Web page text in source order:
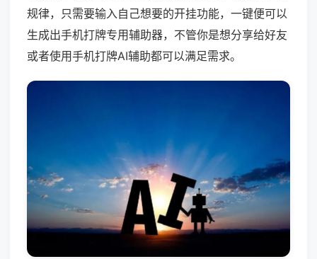
规律，只需要输入自己想要的开挂功能，一键便可以
生成出手机打牌专用辅助器，不管你是想分享给好友
或者使用手机打牌AI辅助都可以满足需求。